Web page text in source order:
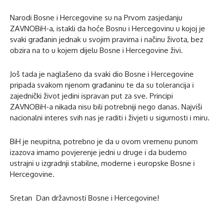
Narodi Bosne i Hercegovine su na Prvom zasjedanju
ZAVNOBiH-a, istakli da hoće Bosnu i Hercegovinu u kojoj je
svaki građanin jednak u svojim pravima i načinu života, bez
obzira na to u kojem dijelu Bosne i Hercegovine živi.
Još tada je naglašeno da svaki dio Bosne i Hercegovine
pripada svakom njenom građaninu te da su tolerancija i
zajednički život jedini ispravan put za sve. Principi
ZAVNOBiH-a nikada nisu bili potrebniji nego danas. Najviši
nacionalni interes svih nas je raditi i živjeti u sigurnosti i miru.
BiH je neupitna, potrebno je da u ovom vremenu punom
izazova imamo povjerenje jedni u druge i da budemo
ustrajni u izgradnji stabilne, moderne i europske Bosne i
Hercegovine.
Sretan Dan državnosti Bosne i Hercegovine!